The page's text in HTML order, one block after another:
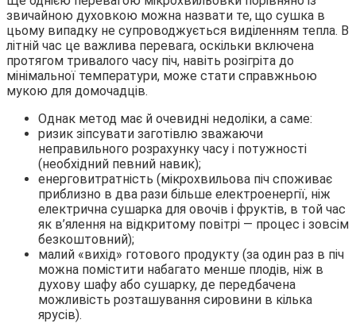
звичайною духовкою можна назвати те, що сушка в
цьому випадку не супроводжується виділенням тепла. В
літній час це важлива перевага, оскільки включена
протягом тривалого часу піч, навіть розігріта до
мінімальної температури, може стати справжньою
мукою для домочадців.
Однак метод має й очевидні недоліки, а саме:
ризик зіпсувати заготівлю зважаючи
неправильного розрахунку часу і потужності
(необхідний певний навик);
енерговитратність (мікрохвильова піч споживає
приблизно в два рази більше електроенергії, ніж
електрична сушарка для овочів і фруктів, в той час
як в’ялення на відкритому повітрі — процес і зовсім
безкоштовний);
малий «вихід» готового продукту (за один раз в піч
можна помістити набагато менше плодів, ніж в
духову шафу або сушарку, де передбачена
можливість розташування сировини в кілька
ярусів).